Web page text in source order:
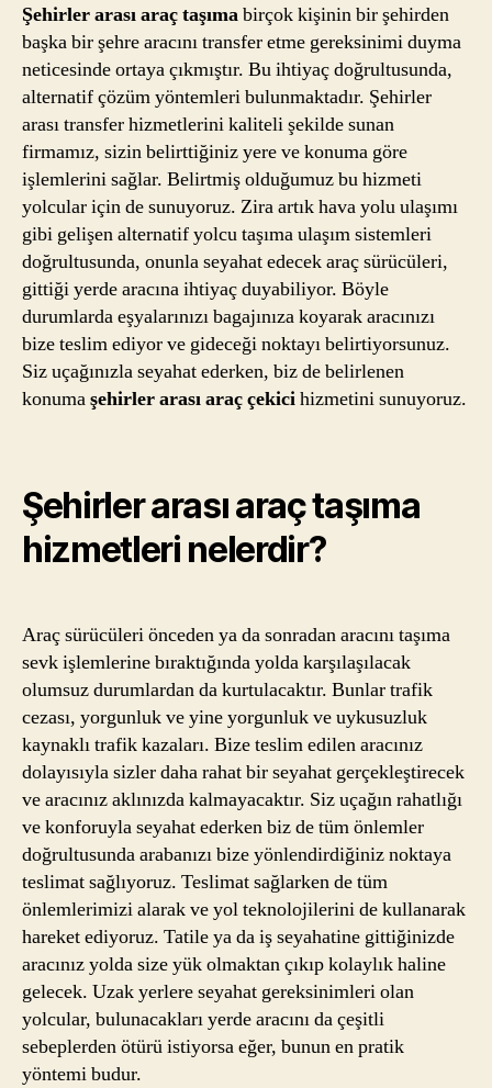
Şehirler arası araç taşımabirçok kişinin bir şehirden
başka bir şehre aracını transfer etme gereksinimi duyma
neticesinde ortaya çıkmıştır. Bu ihtiyaç doğrultusunda,
alternatif çözüm yöntemleri bulunmaktadır. Şehirler
arası transfer hizmetlerini kaliteli şekilde sunan
firmamız, sizin belirttiğiniz yere ve konuma göre
işlemlerini sağlar. Belirtmiş olduğumuz bu hizmeti
yolcular için de sunuyoruz. Zira artık hava yolu ulaşımı
gibi gelişen alternatif yolcu taşıma ulaşım sistemleri
doğrultusunda, onunla seyahat edecek araç sürücüleri,
gittiği yerde aracına ihtiyaç duyabiliyor. Böyle
durumlarda eşyalarınızı bagajınıza koyarak aracınızı
bize teslim ediyor ve gideceği noktayı belirtiyorsunuz.
Siz uçağınızla seyahat ederken, biz de belirlenen
konumaşehirler arası araç çekicihizmetini sunuyoruz.
Şehirler arası araç taşıma
hizmetleri nelerdir?
Araç sürücüleri önceden ya da sonradan aracını taşıma
sevk işlemlerine bıraktığında yolda karşılaşılacak
olumsuz durumlardan da kurtulacaktır. Bunlar trafik
cezası, yorgunluk ve yine yorgunluk ve uykusuzluk
kaynaklı trafik kazaları. Bize teslim edilen aracınız
dolayısıyla sizler daha rahat bir seyahat gerçekleştirecek
ve aracınız aklınızda kalmayacaktır. Siz uçağın rahatlığı
ve konforuyla seyahat ederken biz de tüm önlemler
doğrultusunda arabanızı bize yönlendirdiğiniz noktaya
teslimat sağlıyoruz. Teslimat sağlarken de tüm
önlemlerimizi alarak ve yol teknolojilerini de kullanarak
hareket ediyoruz. Tatile ya da iş seyahatine gittiğinizde
aracınız yolda size yük olmaktan çıkıp kolaylık haline
gelecek. Uzak yerlere seyahat gereksinimleri olan
yolcular, bulunacakları yerde aracını da çeşitli
sebeplerden ötürü istiyorsa eğer, bunun en pratik
yöntemi budur.